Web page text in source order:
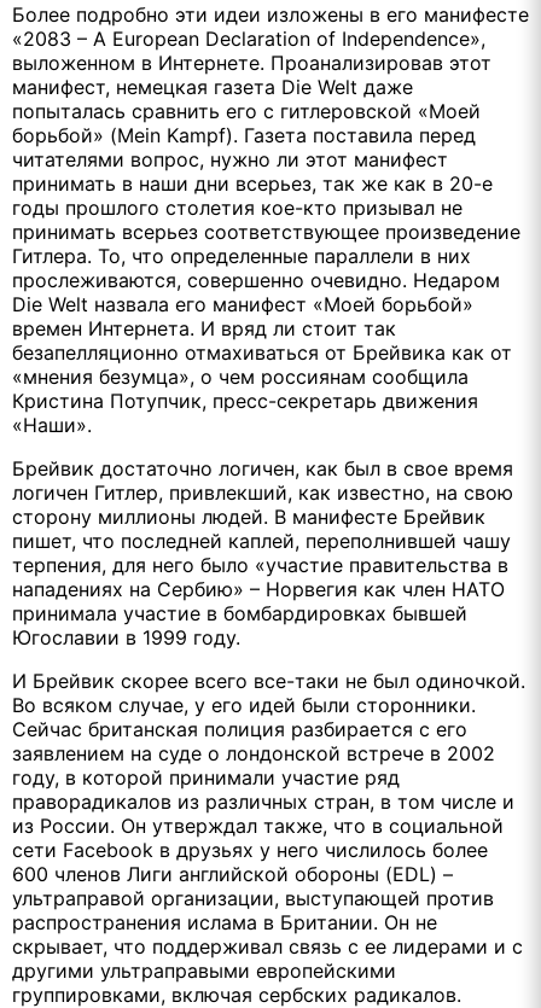
Более подробно эти идеи изложены в его манифесте
«2083 – A European Declaration of Independence»,
выложенном в Интернете. Проанализировав этот
манифест, немецкая газета Die Welt даже
попыталась сравнить его с гитлеровской «Моей
борьбой» (Mein Kampf). Газета поставила перед
читателями вопрос, нужно ли этот манифест
принимать в наши дни всерьез, так же как в 20-е
годы прошлого столетия кое-кто призывал не
принимать всерьез соответствующее произведение
Гитлера. То, что определенные параллели в них
прослеживаются, совершенно очевидно. Недаром
Die Welt назвала его манифест «Моей борьбой»
времен Интернета. И вряд ли стоит так
безапелляционно отмахиваться от Брейвика как от
«мнения безумца», о чем россиянам сообщила
Кристина Потупчик, пресс-секретарь движения
«Наши».
Брейвик достаточно логичен, как был в свое время
логичен Гитлер, привлекший, как известно, на свою
сторону миллионы людей. В манифесте Брейвик
пишет, что последней каплей, переполнившей чашу
терпения, для него было «участие правительства в
нападениях на Сербию» – Норвегия как член НАТО
принимала участие в бомбардировках бывшей
Югославии в 1999 году.
И Брейвик скорее всего все-таки не был одиночкой.
Во всяком случае, у его идей были сторонники.
Сейчас британская полиция разбирается с его
заявлением на суде о лондонской встрече в 2002
году, в которой принимали участие ряд
праворадикалов из различных стран, в том числе и
из России. Он утверждал также, что в социальной
сети Facebook в друзьях у него числилось более
600 членов Лиги английской обороны (EDL) –
ультраправой организации, выступающей против
распространения ислама в Британии. Он не
скрывает, что поддерживал связь с ее лидерами и с
другими ультраправыми европейскими
группировками, включая сербских радикалов.